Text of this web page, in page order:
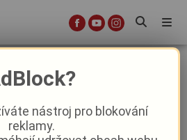
rodinný pokoj
Klatovská
další
nástroj pro blokování
reklamy.